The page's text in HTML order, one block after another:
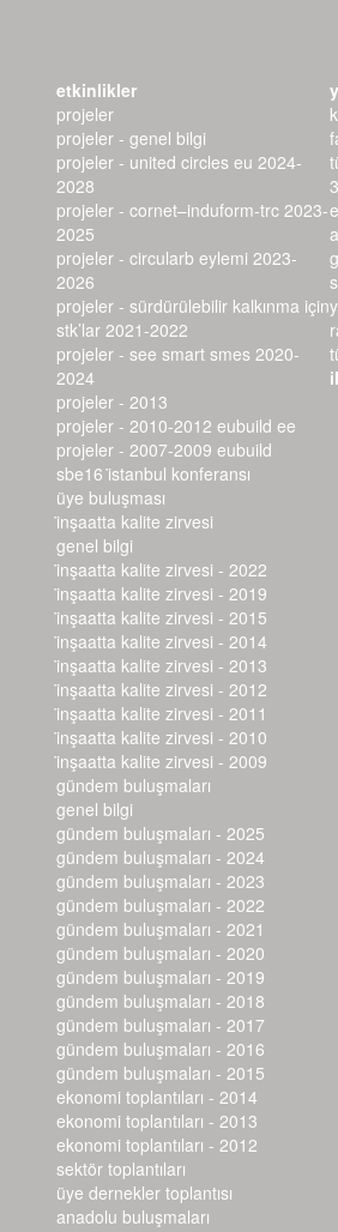
etkinlikler
projeler
projeler - genel bilgi
projeler - united circles eu 2024-
2028
projeler - cornet–induform-trc 2023-
2025
projeler - circularb eylemi 2023-
2026
projeler - sürdürülebilir kalkınma için
stk’lar 2021-2022
projeler - see smart smes 2020-
2024
projeler - 2013
projeler - 2010-2012 eubuild ee
projeler - 2007-2009 eubuild
sbe16 i̇stanbul konferansı
üye buluşması
i̇nşaatta kalite zirvesi
genel bilgi
i̇nşaatta kalite zirvesi - 2022
i̇nşaatta kalite zirvesi - 2019
i̇nşaatta kalite zirvesi - 2015
i̇nşaatta kalite zirvesi - 2014
i̇nşaatta kalite zirvesi - 2013
i̇nşaatta kalite zirvesi - 2012
i̇nşaatta kalite zirvesi - 2011
i̇nşaatta kalite zirvesi - 2010
i̇nşaatta kalite zirvesi - 2009
gündem buluşmaları
genel bilgi
gündem buluşmaları - 2025
gündem buluşmaları - 2024
gündem buluşmaları - 2023
gündem buluşmaları - 2022
gündem buluşmaları - 2021
gündem buluşmaları - 2020
gündem buluşmaları - 2019
gündem buluşmaları - 2018
gündem buluşmaları - 2017
gündem buluşmaları - 2016
gündem buluşmaları - 2015
ekonomi toplantıları - 2014
ekonomi toplantıları - 2013
ekonomi toplantıları - 2012
sektör toplantıları
üye dernekler toplantısı
anadolu buluşmaları